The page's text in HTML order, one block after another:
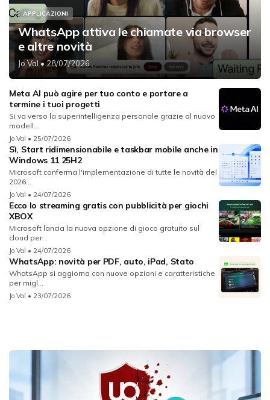
APPLICAZIONI
WhatsApp attiva le chiamate via browser
e altre novità
Jo Val• 28/07/2026
Meta AI può agire per tuo conto e portare a
termine i tuoi progetti
Si va verso la superintelligenza personale grazie al nuovo
modell...
Jo Val • 25/07/2026
Sì, Start ridimensionabile e taskbar mobile anche in
Windows 11 25H2
Microsoft conferma l'implementazione di tutte le novità del
2026...
Jo Val • 24/07/2026
Ecco lo streaming gratis con pubblicità per giochi
XBOX
Microsoft lancia la nuova opzione di gioco gratuito sul
cloud per...
Jo Val • 24/07/2026
WhatsApp: novità per PDF, auto, iPad, Stato
WhatsApp si aggiorna con nuove opzioni e caratteristiche
per migl...
Jo Val • 23/07/2026